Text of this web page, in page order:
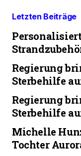
Letzten Beiträge
Regierung
Sterbehilfe
Regierung
Sterbehilfe
Michelle
Tochter